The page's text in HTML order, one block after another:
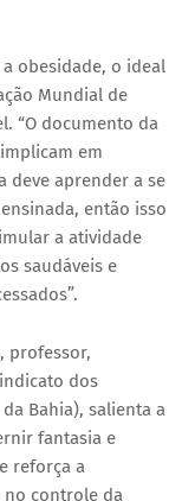
obesidade, o ideal
Mundial de
“O documento da
em
deve aprender a se
então isso
a atividade
saudáveis e
professor,
dos
Bahia), salienta a
fantasia e
reforça a
no controle da